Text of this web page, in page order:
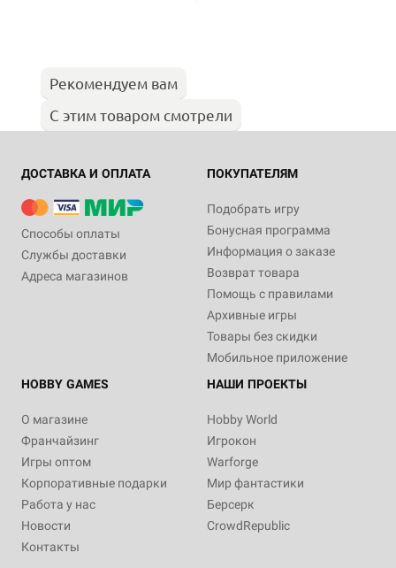
Рекомендуем вам
С этим товаром смотрели
ДОСТАВКА И ОПЛАТА
Способы оплаты
Службы доставки
Адреса магазинов
ПОКУПАТЕЛЯМ
Подобрать игру
Бонусная программа
Информация о заказе
Возврат товара
Помощь с правилами
Архивные игры
Товары без скидки
Мобильное приложение
HOBBY GAMES
О магазине
Франчайзинг
Игры оптом
Корпоративные подарки
Работа у нас
Новости
Контакты
НАШИ ПРОЕКТЫ
Hobby World
Игрокон
Warforge
Мир фантастики
Берсерк
CrowdRepublic